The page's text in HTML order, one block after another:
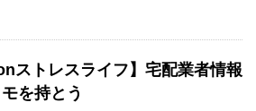
ストレスライフ】宅配業者情報
を持とう